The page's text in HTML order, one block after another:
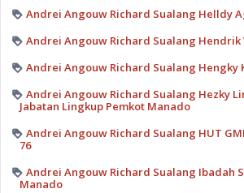
Andrei Angouw Richard Sualang Helldy
Andrei Angouw Richard Sualang Hendrik
Andrei Angouw Richard Sualang Hengky
Andrei Angouw Richard Sualang Hezky
Jabatan Lingkup Pemkot Manado
Andrei Angouw Richard Sualang HUT
76
Andrei Angouw Richard Sualang Ibadah
Manado